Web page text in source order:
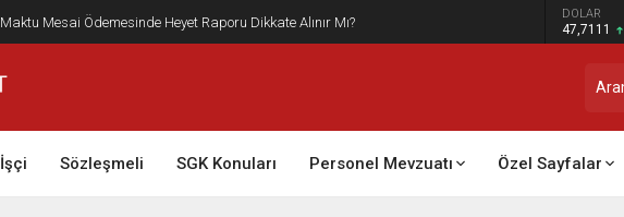
Maktu Mesai Ödemesinde Heyet Raporu Dikkate Alınır Mı? DOLAR
47,7111
İşçi Sözleşmeli SGK Konuları Personel Mevzuatı Özel Sayfalar